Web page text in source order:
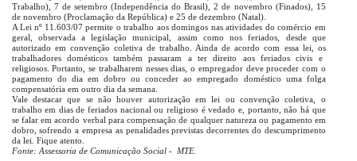
Trabalho), 7 de setembro (Independência do Brasil), 2 de novembro (Finados), 15
de novembro (Proclamação da República) e 25 de dezembro (Natal).
A Lei nº 11.603/07 permite o trabalho aos domingos nas atividades do comércio em
geral, observada a legislação municipal, assim como nos feriados, desde que
autorizado em convenção coletiva de trabalho. Ainda de acordo com essa lei, os
trabalhadores domésticos também passaram a ter direito aos feriados civis e
religiosos. Portanto, se trabalharem nesses dias, o empregador deve proceder com o
pagamento do dia em dobro ou conceder ao empregado doméstico uma folga
compensatória em outro dia da semana.
Vale destacar que se não houver autorização em lei ou convenção coletiva, o
trabalho em dias de feriados nacional ou religioso é vedado e, portanto, não há que
se falar em acordo verbal para compensação de qualquer natureza ou pagamento em
dobro, sofrendo a empresa as penalidades previstas decorrentes do descumprimento
da lei. Fique atento
Fonte: Assessoria de Comunicação Social - MTE.